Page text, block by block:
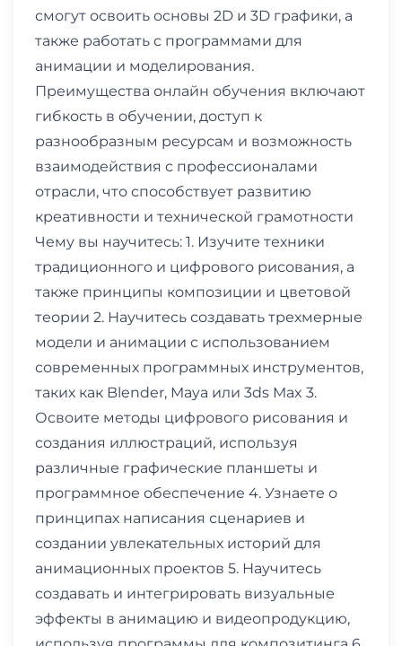
смогут освоить основы 2D и 3D графики, а
также работать с программами для
анимации и моделирования.
Преимущества онлайн обучения включают
гибкость в обучении, доступ к
разнообразным ресурсам и возможность
взаимодействия с профессионалами
отрасли, что способствует развитию
креативности и технической грамотности
Чему вы научитесь: 1. Изучите техники
традиционного и цифрового рисования, а
также принципы композиции и цветовой
теории 2. Научитесь создавать трехмерные
модели и анимации с использованием
современных программных инструментов,
таких как Blender, Maya или 3ds Max 3.
Освоите методы цифрового рисования и
создания иллюстраций, используя
различные графические планшеты и
программное обеспечение 4. Узнаете о
принципах написания сценариев и
создании увлекательных историй для
анимационных проектов 5. Научитесь
создавать и интегрировать визуальные
эффекты в анимацию и видеопродукцию,